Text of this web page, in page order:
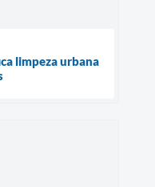
limpeza urbana